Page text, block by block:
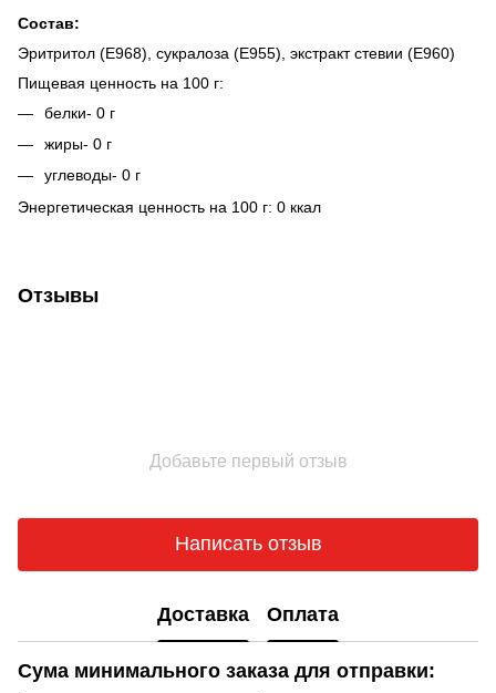
Состав:
Эритритол (Е968), сукралоза (Е955), экстракт стевии (Е960)
Пищевая ценность на 100 г:
белки- 0 г
жиры- 0 г
углеводы- 0 г
Энергетическая ценность на 100 г: 0 ккал
Отзывы
Добавьте первый отзыв
Написать отзыв
Доставка Оплата
Сума минимального заказа для отправки: